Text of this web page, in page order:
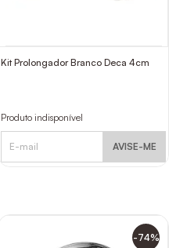
Kit Prolongador Branco Deca 4cm
Produto indisponível
AVISE-ME
-74%